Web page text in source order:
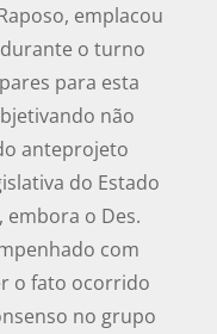
emplacou
o turno
para esta
não
anteprojeto
do Estado
embora o Des.
com
o fato ocorrido
no grupo